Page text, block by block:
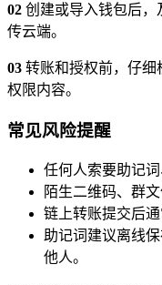
02 创建或导入钱包后，
传云端。
03 转账和授权前，仔细
权限内容。
常见风险提醒
任何人索要助记
陌生二维码、群
链上转账提交后
助记词建议离线
他人。